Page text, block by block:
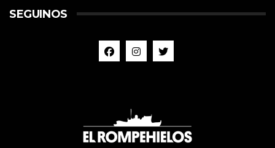
SEGUINOS